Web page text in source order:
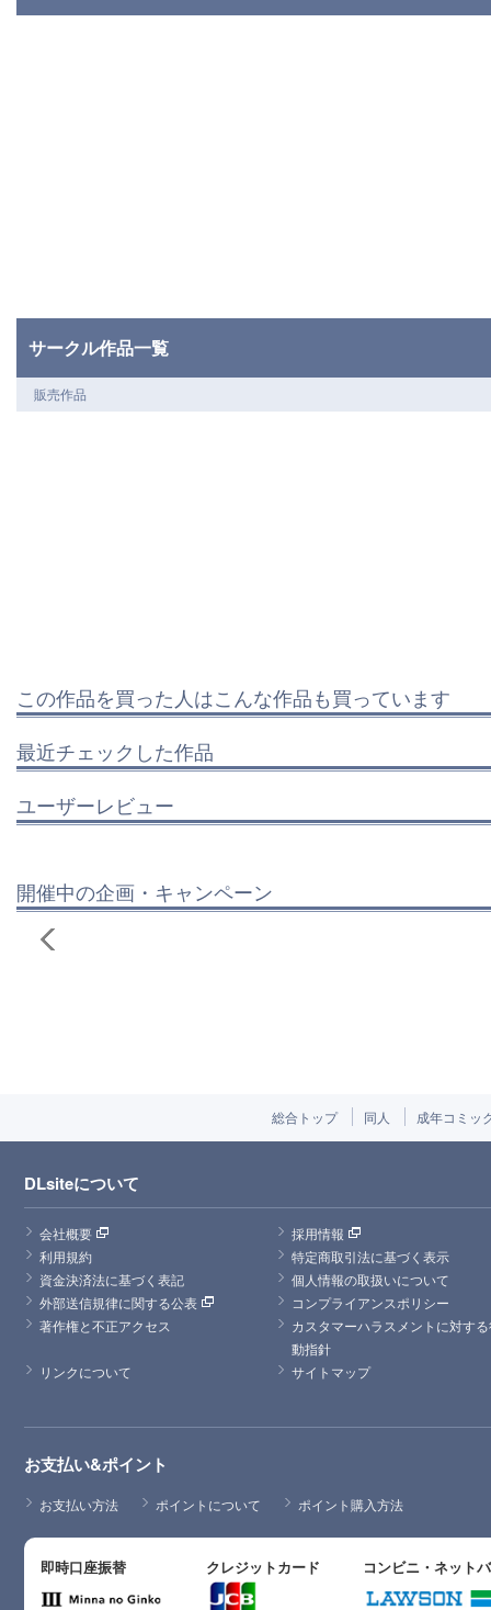
サークル作品一覧
販売作品
この作品を買った人はこんな作品も買っています
最近チェックした作品
ユーザーレビュー
開催中の企画・キャンペーン
総合トップ 同人 成年コミッ
DLsiteについて
会社概要
採用情報
利用規約
特定商取引法に基づく表示
資金決済法に基づく表記
個人情報の取扱いについて
外部送信規律に関する公表
コンプライアンスポリシー
著作権と不正アクセス
カスタマーハラスメントに対す
動指針
リンクについて
サイトマップ
お支払い&ポイント
お支払い方法 ポイントについて ポイント購入方法
即時口座振替 クレジットカード コンビニ・ネット